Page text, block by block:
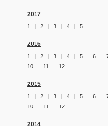
2017
1 2 3 4 5
2016
1 2 3 4 5 6
10
11 12
2015
1 2 3 4 5 6
10
11 12
2014